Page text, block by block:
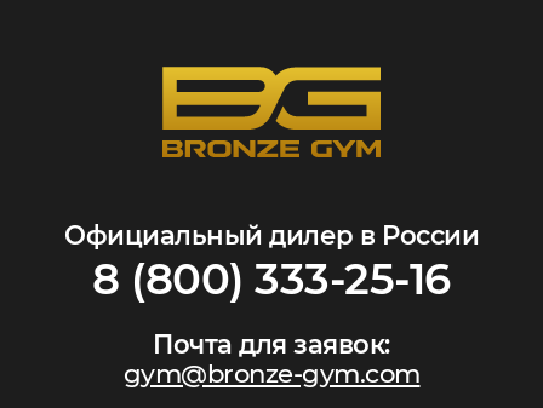
Официальный дилер в России
8 (800) 333-25-16
Почта для заявок:
gym@bronze-gym.com